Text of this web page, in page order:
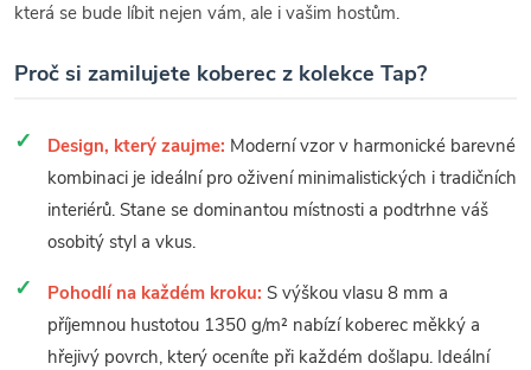
která se bude líbit nejen vám, ale i vašim hostům.
Proč si zamilujete koberec z kolekce Tap?
Design, který zaujme: Moderní vzor v harmonické barevné
kombinaci je ideální pro oživení minimalistických i tradičních
interiérů. Stane se dominantou místnosti a podtrhne váš
osobitý styl a vkus.
Pohodlí na každém kroku: S výškou vlasu 8 mm a
příjemnou hustotou 1350 g/m² nabízí koberec měkký a
hřejivý povrch, který oceníte při každém došlapu. Ideální